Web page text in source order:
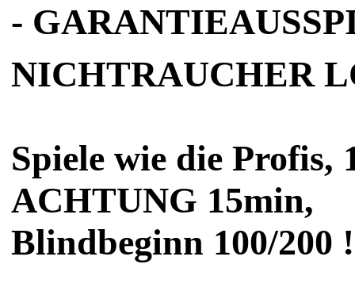
-
NICHTRAUCHER
Spiele wie die Profis,
ACHTUNG 15min,
Blindbeginn 100/200 !